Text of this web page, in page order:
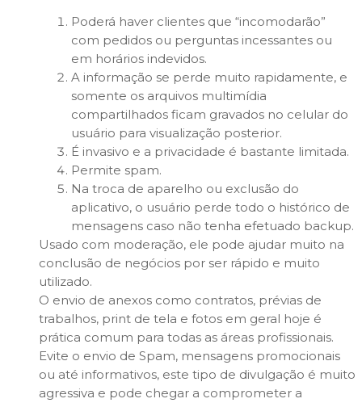
Poderá haver clientes que “incomodarão”
com pedidos ou perguntas incessantes ou
em horários indevidos.
A informação se perde muito rapidamente, e
somente os arquivos multimídia
compartilhados ficam gravados no celular do
usuário para visualização posterior.
É invasivo e a privacidade é bastante limitada.
Permite spam.
Na troca de aparelho ou exclusão do
aplicativo, o usuário perde todo o histórico de
mensagens caso não tenha efetuado backup.
Usado com moderação, ele pode ajudar muito na
conclusão de negócios por ser rápido e muito
utilizado.
O envio de anexos como contratos, prévias de
trabalhos, print de tela e fotos em geral hoje é
prática comum para todas as áreas profissionais.
Evite o envio de Spam, mensagens promocionais
ou até informativos, este tipo de divulgação é muito
agressiva e pode chegar a comprometer a